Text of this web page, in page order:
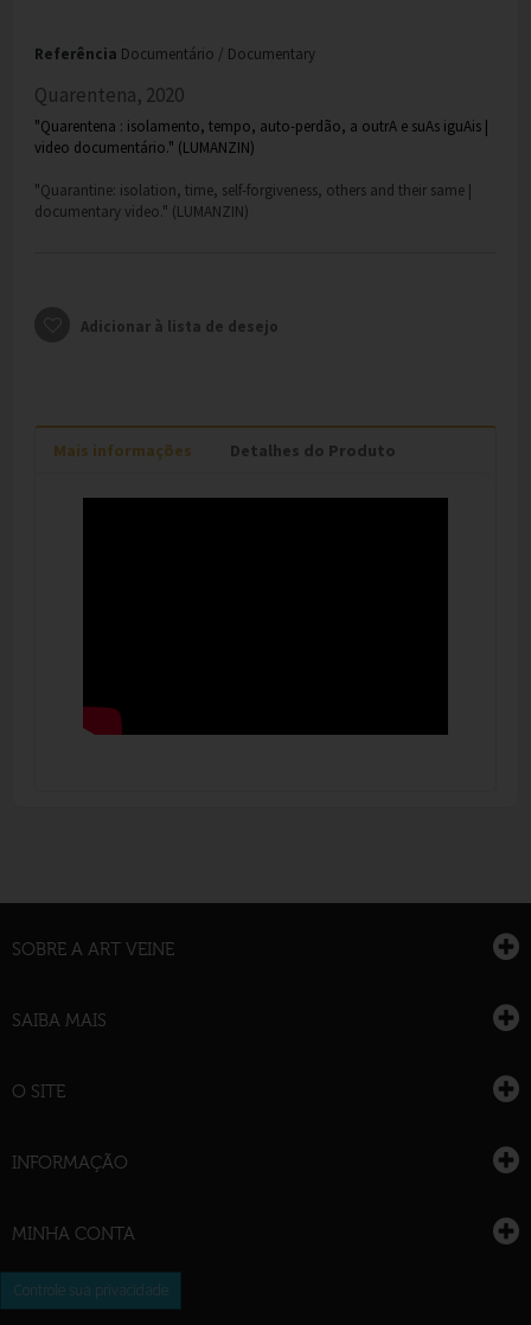
Referência Documentário / Documentary
Quarentena, 2020
"Quarentena : isolamento, tempo, auto-perdão, a outrA e suAs iguAis |
video documentário." (LUMANZIN)
"Quarantine: isolation, time, self-forgiveness, others and their same |
documentary video." (LUMANZIN)
Adicionar à lista de desejo
Mais informações Detalhes do Produto
SOBRE A ART VEINE
SAIBA MAIS
O SITE
INFORMAÇÃO
MINHA CONTA
Controle sua privacidade